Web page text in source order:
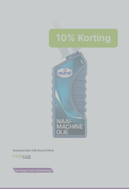
10% Korting
Naaimachine Olie Eurol 100ml
€5,95 € 5,36
Toevoegen aan winkelwagen